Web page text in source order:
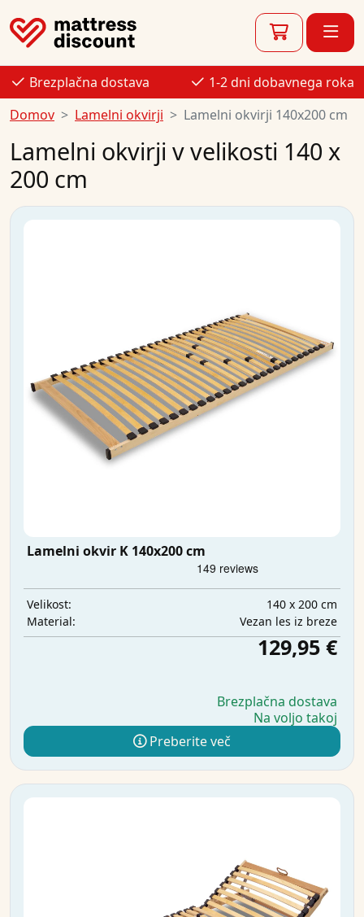
Brezplačna dostava
1-2 dni dobavnega roka
Domov
Lamelni okvirji Lamelni okvirji 140x200 cm
Lamelni okvirji v velikosti 140 x
200 cm
Lamelni okvir K 140x200 cm
Velikost:
140 x 200 cm
Material:
Vezan les iz breze
129,95 €
Brezplačna dostava
Na voljo takoj
Preberite več